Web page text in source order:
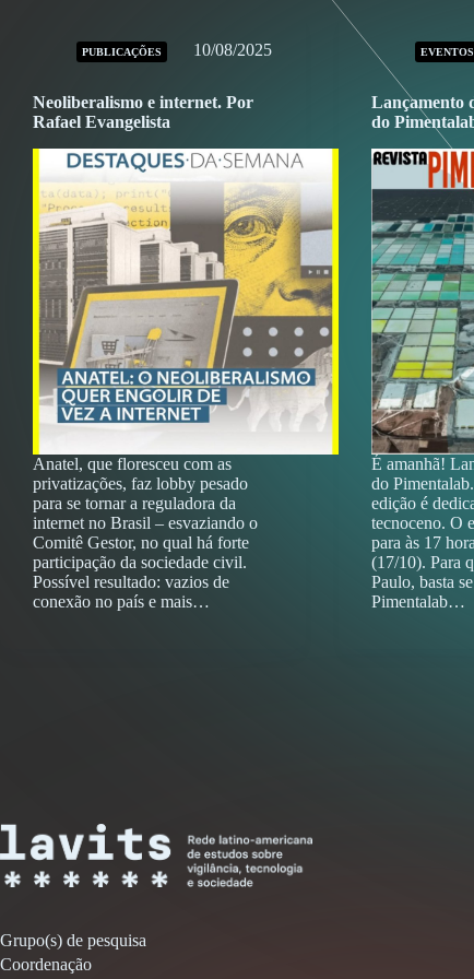
PUBLICAÇÕES 10/08/2025
Neoliberalismo e internet. Por
Rafael Evangelista
Anatel, que floresceu com as
privatizações, faz lobby pesado
para se tornar a reguladora da
internet no Brasil – esvaziando o
Comitê Gestor, no qual há forte
participação da sociedade civil.
Possível resultado: vazios de
conexão no país e mais…
EVENTOS
Lançamento
do
É amanhã!
do
edição é
tecnoceno. O
para às 17
(17/10). Para
Paulo, basta
Pimentalab…
Grupo(s) de pesquisa
Coordenação